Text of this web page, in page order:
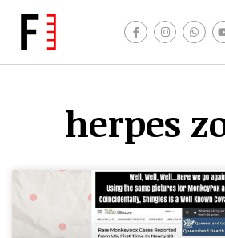
herpes